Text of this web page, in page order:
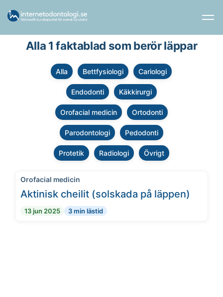
Alla 1 faktablad som berör läppar
Alla Bettfysiologi Cariologi
Endodonti Käkkirurgi
Orofacial medicin Ortodonti
Parodontologi Pedodonti
Protetik Radiologi Övrigt
Orofacial medicin
Aktinisk cheilit (solskada på läppen)
13 jun 2025 3 min lästid